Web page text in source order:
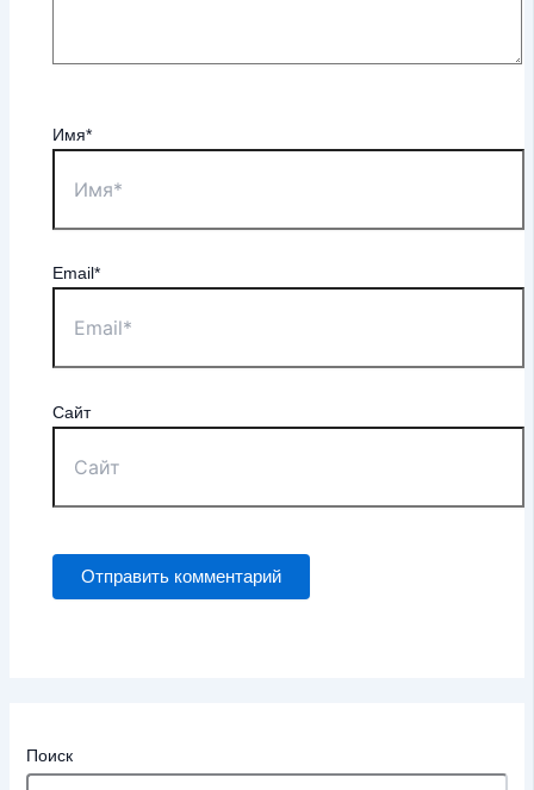
Имя*
Email*
Сайт
Поиск